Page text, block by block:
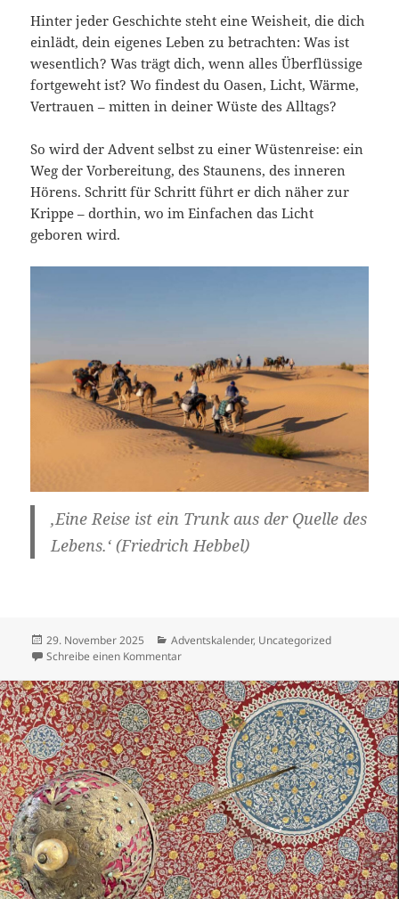
Hinter jeder Geschichte steht eine Weisheit, die dich
einlädt, dein eigenes Leben zu betrachten: Was ist
wesentlich? Was trägt dich, wenn alles Überflüssige
fortgeweht ist? Wo findest du Oasen, Licht, Wärme,
Vertrauen – mitten in deiner Wüste des Alltags?
So wird der Advent selbst zu einer Wüstenreise: ein
Weg der Vorbereitung, des Staunens, des inneren
Hörens. Schritt für Schritt führt er dich näher zur
Krippe – dorthin, wo im Einfachen das Licht
geboren wird.
‚Eine Reise ist ein Trunk aus der Quelle des
Lebens.‘ (Friedrich Hebbel)
Veröffentlicht
am
29. November 2025 Kategorien
Adventskalender, Uncategorized
Schreibe einen Kommentarzu Die Weisheit der Wüste